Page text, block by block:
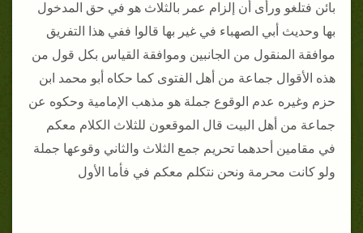
بائن فتلغو ورأى أن إلزام عمر بالثلاث هو في حق المدخول
بها وحديث أبي الصهباء في غير بها قالوا ففي هذا التفريق
موافقة المنقول من الجانبين وموافقة القياس بكل قول من
هذه الأقوال جماعة من أهل الفتوى كما حكاه أبو محمد ابن
حزم وغيره عدم الوقوع جملة هو مذهب الإمامية وحكوه عن
جماعة من أهل البيت قال الموقعون للثلاث الكلام معكم
في مقامين أحدهما تحريم جمع الثلاث والثاني وقوعها جملة
ولو كانت محرمة ونحن نتكلم معكم في فأما الأول